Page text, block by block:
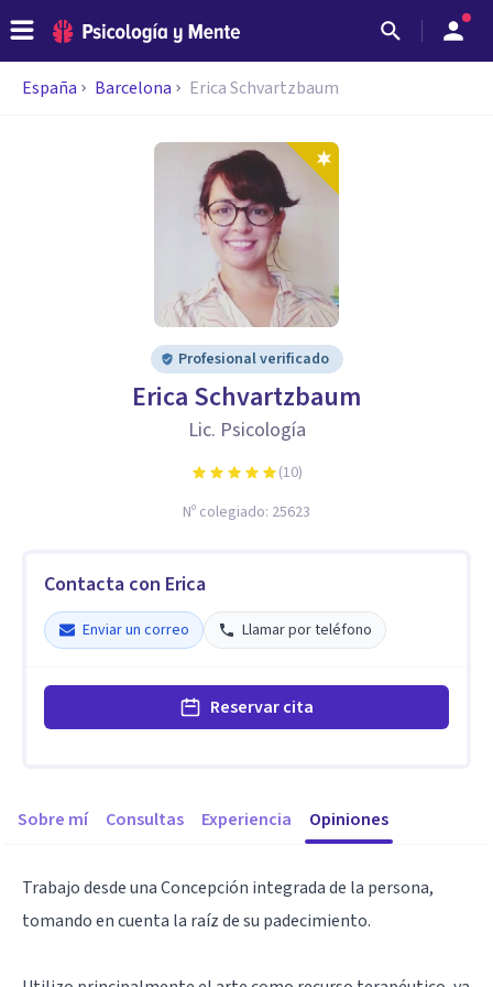
España Barcelona Erica Schvartzbaum
Profesional verificado
Erica Schvartzbaum
Lic. Psicología
(10)
Nº colegiado: 25623
Contacta con Erica
Enviar un correo Llamar por teléfono
Reservar cita
Sobre mí Consultas Experiencia Opiniones
Trabajo desde una Concepción integrada de la persona,
tomando en cuenta la raíz de su padecimiento.